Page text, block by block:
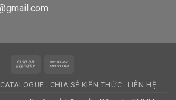
Cash
Delivery
CATALOGUE CHIA SẺ KIẾN THỨC LIÊN HỆ